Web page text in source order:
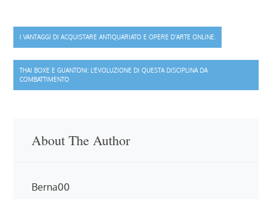
Navigazione
articoli
I VANTAGGI DI ACQUISTARE ANTIQUARIATO E OPERE D’ARTE ONLINE.
THAI BOXE E GUANTONI: L’EVOLUZIONE DI QUESTA DISCIPLINA DA
COMBATTIMENTO
About The Author
Berna00